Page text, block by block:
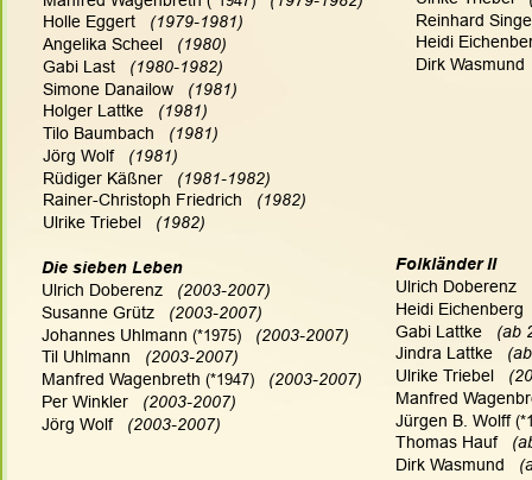
Holle Eggert (1979-1981)
Angelika Scheel (1980)
Gabi Last
(1980-1982)
Simone Danailow (1981)
Holger Lattke
(1981)
Tilo Baumbach
(1981)
Jörg Wolf
(1981)
Rüdiger Käßner (1981-1982)
Rainer-Christoph Friedrich (1982)
Ulrike Triebel
  (1982)
Reinhard
Heidi
Dirk
Die sieben Leben
Ulrich Doberenz (2003-2007)
Susanne Grütz
(2003-2007)
Johannes Uhlmann (*1975)
(2003-2007)
Til Uhlmann (2003-2007)
Manfred Wagenbreth (*1947)
(2003-2007)
Per Winkler (2003-2007)
Jörg Wolf
(2003-2007)
Folkländer II
Ulrich Doberenz
Heidi Eichenberg
Gabi Lattke (ab
Jindra Lattke
Ulrike Triebel
Manfred
Jürgen B. Wolff (
Thomas Hauf
Dirk Wasmund